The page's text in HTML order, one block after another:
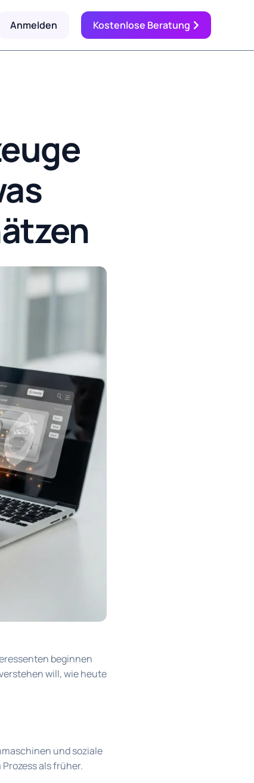
Anmelden Kostenlose Beratung
beginnen
will, wie heute
und soziale
als früher.